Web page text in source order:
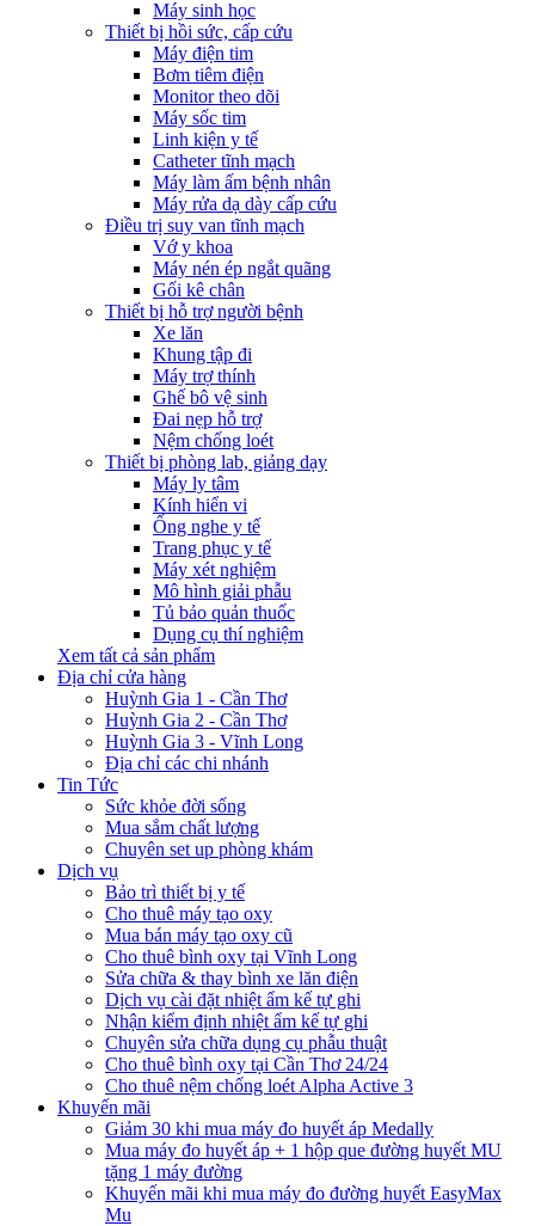
Máy sinh học
Thiết bị hồi sức, cấp cứu
Máy điện tim
Bơm tiêm điện
Monitor theo dõi
Máy sốc tim
Linh kiện y tế
Catheter tĩnh mạch
Máy làm ấm bệnh nhân
Máy rửa dạ dày cấp cứu
Điều trị suy van tĩnh mạch
Vớ y khoa
Máy nén ép ngắt quãng
Gối kê chân
Thiết bị hỗ trợ người bệnh
Xe lăn
Khung tập đi
Máy trợ thính
Ghế bô vệ sinh
Đai nẹp hỗ trợ
Nệm chống loét
Thiết bị phòng lab, giảng dạy
Máy ly tâm
Kính hiển vi
Ống nghe y tế
Trang phục y tế
Máy xét nghiệm
Mô hình giải phẫu
Tủ bảo quản thuốc
Dụng cụ thí nghiệm
Xem tất cả sản phẩm
Địa chỉ cửa hàng
Huỳnh Gia 1 - Cần Thơ
Huỳnh Gia 2 - Cần Thơ
Huỳnh Gia 3 - Vĩnh Long
Địa chỉ các chi nhánh
Tin Tức
Sức khỏe đời sống
Mua sắm chất lượng
Chuyên set up phòng khám
Dịch vụ
Bảo trì thiết bị y tế
Cho thuê máy tạo oxy
Mua bán máy tạo oxy cũ
Cho thuê bình oxy tại Vĩnh Long
Sửa chữa & thay bình xe lăn điện
Dịch vụ cài đặt nhiệt ẩm kế tự ghi
Nhận kiểm định nhiệt ẩm kế tự ghi
Chuyên sửa chữa dụng cụ phẫu thuật
Cho thuê bình oxy tại Cần Thơ 24/24
Cho thuê nệm chống loét Alpha Active 3
Khuyến mãi
Giảm 30 khi mua máy đo huyết áp Medally
Mua máy đo huyết áp + 1 hộp que đường huyết MU
tặng 1 máy đường
Khuyến mãi khi mua máy đo đường huyết EasyMax
Mu